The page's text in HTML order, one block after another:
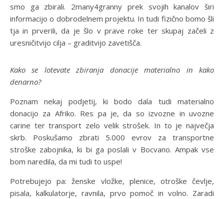
smo ga zbirali. 2many4granny prek svojih kanalov širi
informacijo o dobrodelnem projektu. In tudi fizično bomo šli
tja in prverili, da je šlo v prave roke ter skupaj začeli z
uresničitvijo cilja – graditvijo zavetišča.
Kako se lotevate zbiranja donacije materialno in kako
denarno?
Poznam nekaj podjetij, ki bodo dala tudi materialno
donacijo za Afriko. Res pa je, da so izvozne in uvozne
carine ter transport zelo velik strošek. In to je največja
skrb. Poskušamo zbrati 5.000 evrov za transportne
stroške zabojnika, ki bi ga poslali v Bocvano. Ampak vse
bom naredila, da mi tudi to uspe!
Potrebujejo pa: ženske vložke, plenice, otroške čevlje,
pisala, kalkulatorje, ravnila, prvo pomoč in volno. Zaradi